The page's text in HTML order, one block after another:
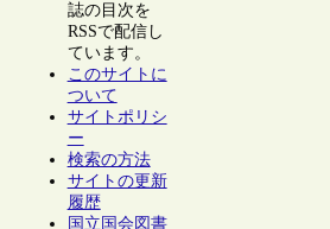
誌の目次を
RSSで配信し
ています。
このサイトに
ついて
サイトポリシ
ー
検索の方法
サイトの更新
履歴
国立国会図書